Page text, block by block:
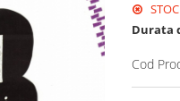
Durata
Cod